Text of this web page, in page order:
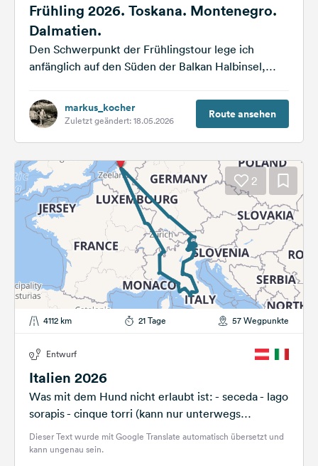
Frühling 2026. Toskana. Montenegro.
Dalmatien.
Den Schwerpunkt der Frühlingstour lege ich
anfänglich auf den Süden der Balkan Halbinsel,
Albanien, Griechenland,...
markus_kocher
Zuletzt geändert: 18.05.2026 Route ansehen
2
4112 km 21 Tage 57 Wegpunkte
Entwurf
Italien 2026
Was mit dem Hund nicht erlaubt ist: - seceda - lago
sorapis - cinque torri (kann nur unterwegs
entschieden werden)
Dieser Text wurde mit Google Translate automatisch übersetzt und
kann ungenau sein.